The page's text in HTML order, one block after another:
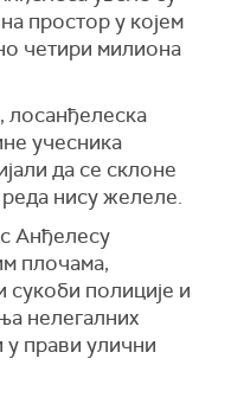
простор у којем
четири милиона
лосанђелеска
учесника
да се склоне
реда нису желеле.
Анђелесу
плочама,
сукоби полиције и
нелегалних
у прави улични